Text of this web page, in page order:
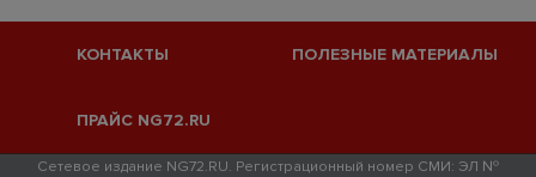
КОНТАКТЫ ПОЛЕЗНЫЕ МАТЕРИАЛЫ
ПРАЙС NG72.RU
Сетевое издание NG72.RU. Регистрационный номер СМИ: ЭЛ №